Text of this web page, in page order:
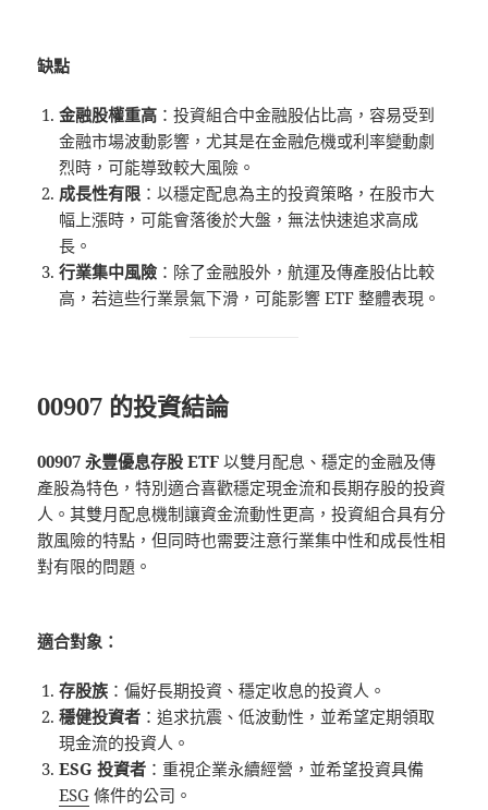
缺點
金融股權重高 ：投資組合中金融股佔比高，容易受到
金融市場波動影響，尤其是在金融危機或利率變動劇
烈時，可能導致較大風險。
成長性有限 ：以穩定配息為主的投資策略，在股市大
幅上漲時，可能會落後於大盤，無法快速追求高成
長。
行業集中風險 ：除了金融股外，航運及傳產股佔比較
高，若這些行業景氣下滑，可能影響 ETF 整體表現。
00907 的投資結論
00907 永豐優息存股 ETF 以雙月配息、穩定的金融及傳
產股為特色，特別適合喜歡穩定現金流和長期存股的投資
人。其雙月配息機制讓資金流動性更高，投資組合具有分
散風險的特點，但同時也需要注意行業集中性和成長性相
對有限的問題。
適合對象：
存股族 ：偏好長期投資、穩定收息的投資人。
穩健投資者 ：追求抗震、低波動性，並希望定期領取
現金流的投資人。
ESG 投資者 ：重視企業永續經營，並希望投資具備
ESG 條件的公司。